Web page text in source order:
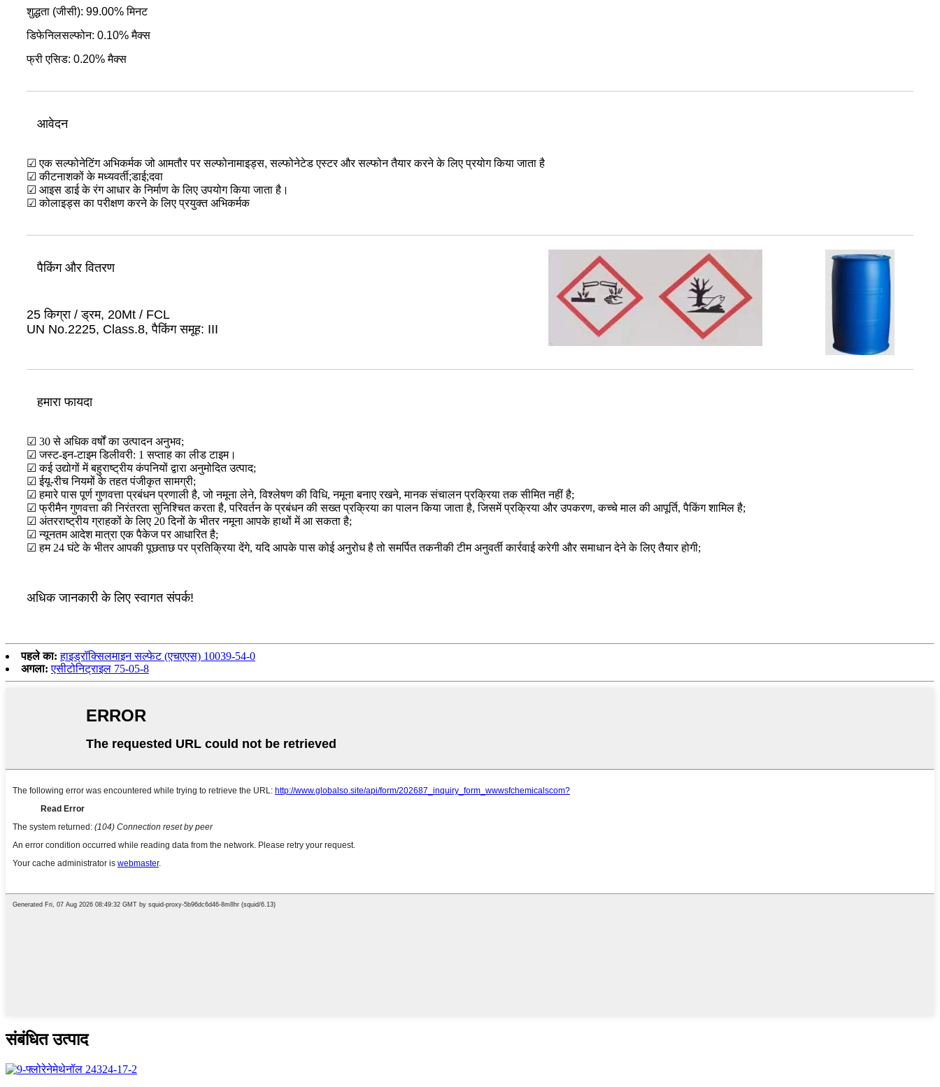
शुद्धता (जीसी): 99.00% मिनट
डिफेनिलसल्फोन: 0.10% मैक्स
फ्री एसिड: 0.20% मैक्स
आवेदन
☑ एक सल्फोनेटिंग अभिकर्मक जो आमतौर पर सल्फोनामाइड्स, सल्फोनेटेड एस्टर और सल्फोन तैयार करने के लिए प्रयोग किया जाता है
☑ कीटनाशकों के मध्यवर्ती;डाई;दवा
☑ आइस डाई के रंग आधार के निर्माण के लिए उपयोग किया जाता है।
☑ कोलाइड्स का परीक्षण करने के लिए प्रयुक्त अभिकर्मक
पैकिंग और वितरण
25 किग्रा / ड्रम, 20Mt / FCL
UN No.2225, Class.8, पैकिंग समूह: III
हमारा फायदा
☑ 30 से अधिक वर्षों का उत्पादन अनुभव;
☑ जस्ट-इन-टाइम डिलीवरी: 1 सप्ताह का लीड टाइम।
☑ कई उद्योगों में बहुराष्ट्रीय कंपनियों द्वारा अनुमोदित उत्पाद;
☑ ईयू-रीच नियमों के तहत पंजीकृत सामग्री;
☑ हमारे पास पूर्ण गुणवत्ता प्रबंधन प्रणाली है, जो नमूना लेने, विश्लेषण की विधि, नमूना बनाए रखने, मानक संचालन प्रक्रिया तक सीमित नहीं है;
☑ फ्रीमैन गुणवत्ता की निरंतरता सुनिश्चित करता है, परिवर्तन के प्रबंधन की सख्त प्रक्रिया का पालन किया जाता है, जिसमें प्रक्रिया और उपकरण, कच्चे माल की आपूर्ति, पैकिंग शामिल है;
☑ अंतरराष्ट्रीय ग्राहकों के लिए 20 दिनों के भीतर नमूना आपके हाथों में आ सकता है;
☑ न्यूनतम आदेश मात्रा एक पैकेज पर आधारित है;
☑ हम 24 घंटे के भीतर आपकी पूछताछ पर प्रतिक्रिया देंगे, यदि आपके पास कोई अनुरोध है तो समर्पित तकनीकी टीम अनुवर्ती कार्रवाई करेगी और समाधान देने के लिए तैयार होगी;
अधिक जानकारी के लिए स्वागत संपर्क!
पहले का: हाइड्रॉक्सिलमाइन सल्फेट (एचएएस) 10039-54-0
अगला: एसीटोनिट्राइल 75-05-8
संबंधित उत्पाद